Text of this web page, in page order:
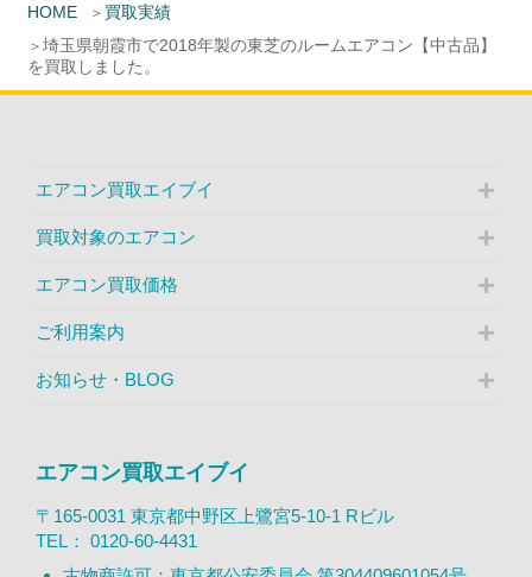
HOME
買取実績
埼玉県朝霞市で2018年製の東芝のルームエアコン【中古品】
を買取しました。
エアコン買取エイブイ
買取対象のエアコン
エアコン買取価格
ご利用案内
お知らせ・BLOG
エアコン買取エイブイ
〒165-0031 東京都中野区上鷺宮5-10-1 Rビル
TEL： 0120-60-4431